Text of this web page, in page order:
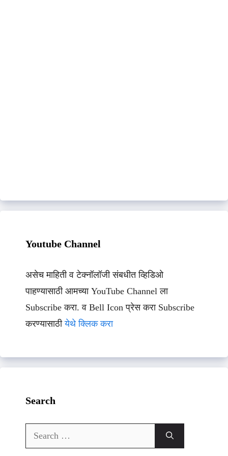
Youtube Channel
असेच माहिती व टेक्नॉलॉजी संबधीत व्हिडिओ
पाहण्यासाठी आमच्या YouTube Channel ला
Subscribe करा. व Bell Icon प्रेस करा Subscribe
करण्यासाठीयेथे क्लिक करा
Search
Search
for: